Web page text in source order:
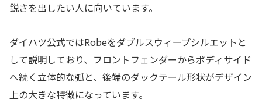
鋭さを出したい人に向いています。
ダイハツ公式ではRobeをダブルスウィープシルエットと
して説明しており、フロントフェンダーからボディサイド
へ続く立体的な弧と、後端のダックテール形状がデザイン
上の大きな特徴になっています。